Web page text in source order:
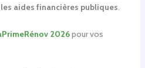
aides financières publiques.
2026pour vos